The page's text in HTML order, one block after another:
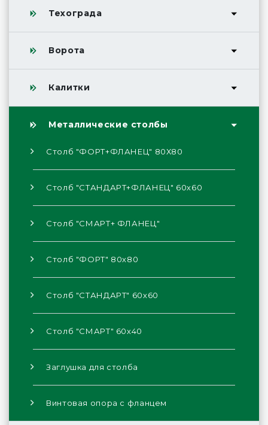
Техограда
Ворота
Калитки
Металлические столбы
Столб "ФОРТ+ФЛАНЕЦ" 80Х80
Столб "СТАНДАРТ+ФЛАНЕЦ" 60х60
Столб "СМАРТ+ ФЛАНЕЦ"
Столб "ФОРТ" 80х80
Столб "СТАНДАРТ" 60х60
Столб "СМАРТ" 60х40
Заглушка для столба
Винтовая опора с фланцем